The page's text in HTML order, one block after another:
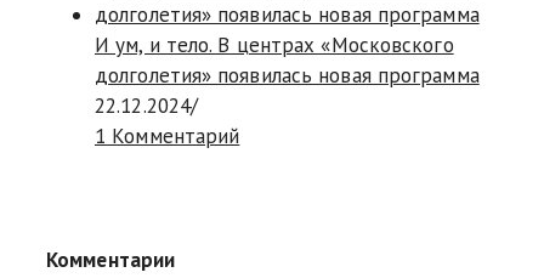
И ум, и тело. В центрах «Московского
долголетия» появилась новая программа
22.12.2024/
1 Комментарий
Комментарии